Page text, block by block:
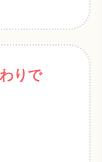
りで